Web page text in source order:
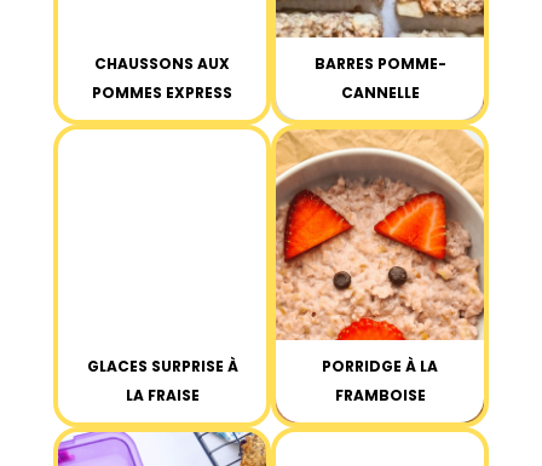
CHAUSSONS AUX
POMMES EXPRESS
BARRES POMME-
CANNELLE
GLACES SURPRISE À
LA FRAISE
PORRIDGE À LA
FRAMBOISE